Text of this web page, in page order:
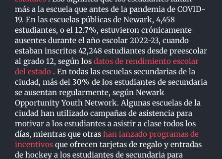
más a la escuela que antes de la pandemia de COVID-
19. En las escuelas públicas de Newark, 4,458
estudiantes, o el 12.7%, estuvieron crónicamente
ausentes durante el año escolar 2022-23, cuando
estaban inscritos 42,248 estudiantes desde preescolar
al grado 12, según los datos de rendimiento escolar
del estado . En todas las escuelas secundarias de la
ciudad, más del 30% de los estudiantes de secundaria
se ausentan regularmente, según Newark
Opportunity Youth Network. Algunas escuelas de la
ciudad han utilizado campañas de asistencia para
motivar a los estudiantes a asistir a clase todos los
días, mientras que otras han lanzado programas de
incentivos que ofrecen tarjetas de regalo y entradas
de hockey a los estudiantes de secundaria para